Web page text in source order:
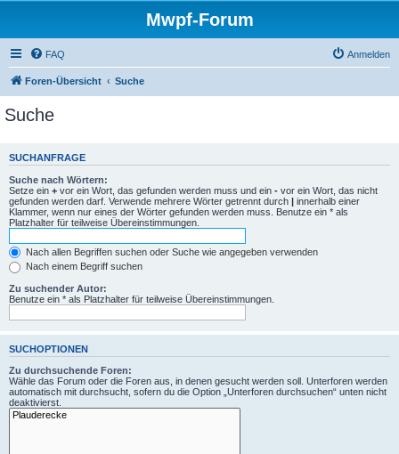
Mwpf-Forum
FAQ Anmelden
Foren-Übersicht Suche
Suche
SUCHANFRAGE
Suche nach Wörtern:
Setze ein + vor ein Wort, das gefunden werden muss und ein - vor ein Wort, das nicht
gefunden werden darf. Verwende mehrere Wörter getrennt durch | innerhalb einer
Klammer, wenn nur eines der Wörter gefunden werden muss. Benutze ein * als
Platzhalter für teilweise Übereinstimmungen.
Nach allen Begriffen suchen oder Suche wie angegeben verwenden
Nach einem Begriff suchen
Zu suchender Autor:
Benutze ein * als Platzhalter für teilweise Übereinstimmungen.
SUCHOPTIONEN
Zu durchsuchende Foren:
Wähle das Forum oder die Foren aus, in denen gesucht werden soll. Unterforen werden
automatisch mit durchsucht, sofern du die Option „Unterforen durchsuchen“ unten nicht
deaktivierst.